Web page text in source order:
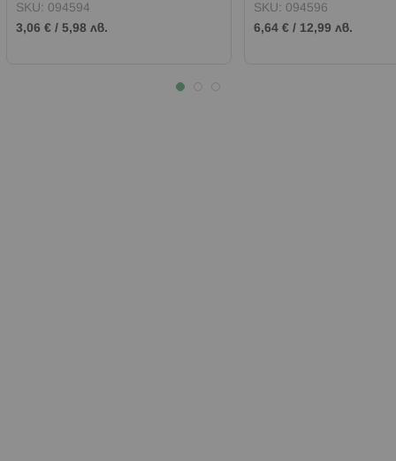
SKU: 094594
3,06 € / 5,98 лв.
SKU: 094596
6,64 € / 12,99 лв.